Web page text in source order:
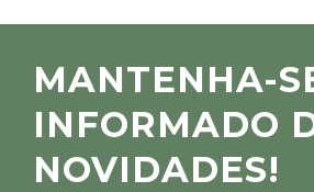
MANTENHA-
INFORMADO
NOVIDADES!